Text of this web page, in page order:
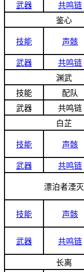
武器
共鸣链
鉴心
技能 声骸
武器 共鸣链
渊武
技能
配队
武器
共鸣链
白芷
技能 声骸
武器 共鸣链
漂泊者湮灭
技能 声骸
武器 共鸣链
长离